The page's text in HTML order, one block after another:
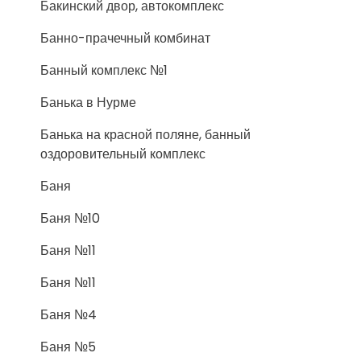
Бакинский двор, автокомплекс
Банно-прачечный комбинат
Банный комплекс №1
Банька в Нурме
Банька на красной поляне, банный
оздоровительный комплекс
Баня
Баня №10
Баня №11
Баня №11
Баня №4
Баня №5